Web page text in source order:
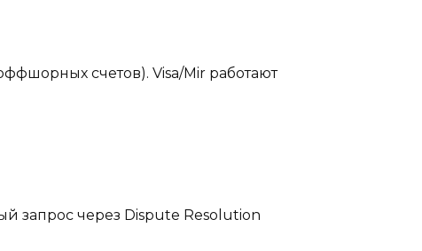
счетов). Visa/Mir работают
запрос через Dispute Resolution